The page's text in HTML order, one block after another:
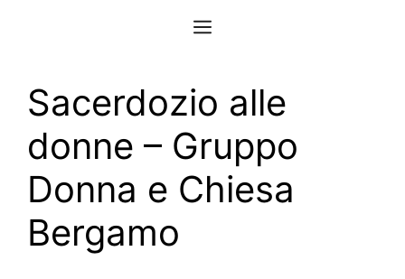
Menu
Sacerdozio alle
donne – Gruppo
Donna e Chiesa
Bergamo